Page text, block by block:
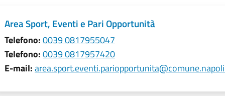
Area Sport, Eventi e Pari Opportunità
Telefono:0039 0817955047
Telefono:0039 0817957420
E-mail: